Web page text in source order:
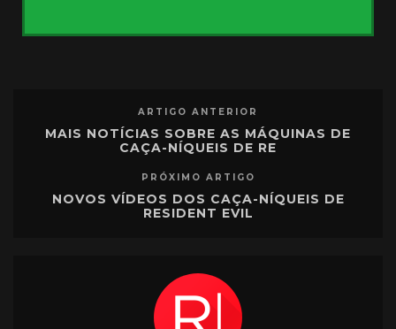
ARTIGO ANTERIOR
MAIS NOTÍCIAS SOBRE AS MÁQUINAS DE
CAÇA-NÍQUEIS DE RE
PRÓXIMO ARTIGO
NOVOS VÍDEOS DOS CAÇA-NÍQUEIS DE
RESIDENT EVIL